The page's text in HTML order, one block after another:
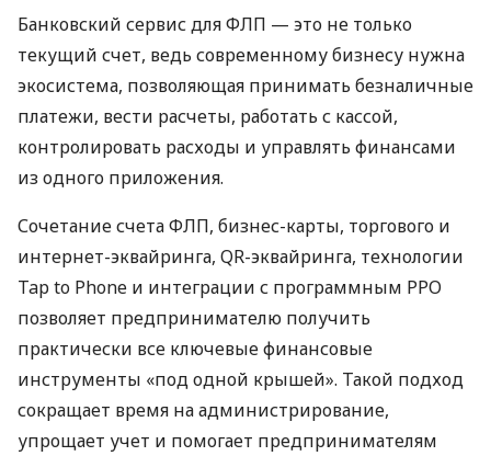
Банковский сервис для ФЛП — это не только
текущий счет, ведь современному бизнесу нужна
экосистема, позволяющая принимать безналичные
платежи, вести расчеты, работать с кассой,
контролировать расходы и управлять финансами
из одного приложения.
Сочетание счета ФЛП, бизнес-карты, торгового и
интернет-эквайринга, QR-эквайринга, технологии
Tap to Phone и интеграции с программным РРО
позволяет предпринимателю получить
практически все ключевые финансовые
инструменты «под одной крышей». Такой подход
сокращает время на администрирование,
упрощает учет и помогает предпринимателям